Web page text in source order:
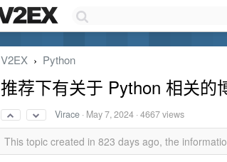
V2EX › Python
推荐下有关于 Python 相关的
Virace · May 7, 2024 · 4667 views
This topic created in 823 days ago, the